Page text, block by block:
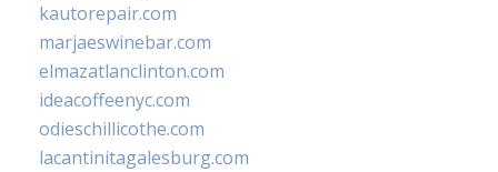
kautorepair.com
marjaeswinebar.com
elmazatlanclinton.com
ideacoffeenyc.com
odieschillicothe.com
lacantinitagalesburg.com